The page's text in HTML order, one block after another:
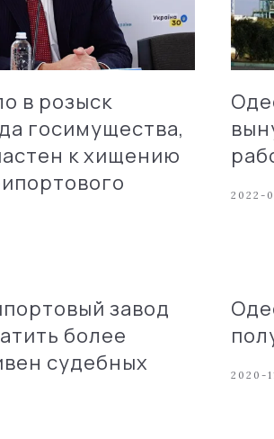
в розыск
госимущества,
к хищению
2022-
завод
более
судебных
2020-